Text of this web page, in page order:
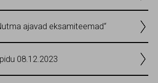
ajavad eksamiteemad“
08.12.2023